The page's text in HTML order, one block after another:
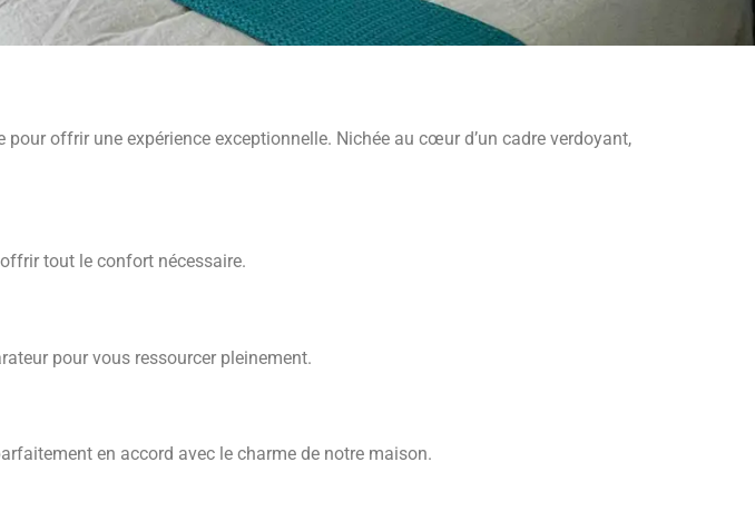
offrir une expérience exceptionnelle. Nichée au cœur d’un cadre verdoyant,
tout le confort nécessaire.
pour vous ressourcer pleinement.
en accord avec le charme de notre maison.